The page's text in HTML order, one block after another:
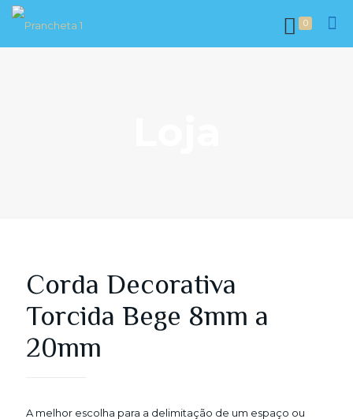
0
Corda Decorativa
Torcida Bege 8mm a
20mm
A melhor escolha para a delimitação de um espaço ou